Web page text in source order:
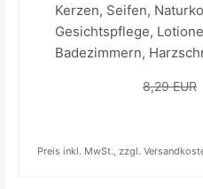
Kerzen, Seifen,
Gesichtspflege,
Badezimmern,
8,29 EUR
Preis inkl. MwSt., zzgl.